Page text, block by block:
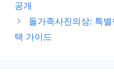
리
공개
돌가족사진의상: 특
택 가이드